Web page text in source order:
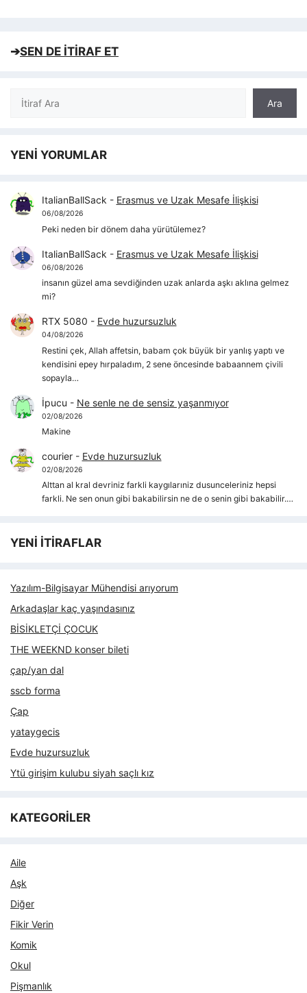
➔SEN DE İTİRAF ET
Ara
Ara
YENİ YORUMLAR
ItalianBallSack - Erasmus ve Uzak Mesafe İlişkisi
06/08/2026
Peki neden bir dönem daha yürütülemez?
ItalianBallSack - Erasmus ve Uzak Mesafe İlişkisi
06/08/2026
insanın güzel ama sevdiğinden uzak anlarda aşkı aklına gelmez
mi?
RTX 5080 - Evde huzursuzluk
04/08/2026
Restini çek, Allah affetsin, babam çok büyük bir yanlış yaptı ve
kendisini epey hırpaladım, 2 sene öncesinde babaannem çivili
sopayla…
İpucu - Ne senle ne de sensiz yaşanmıyor
02/08/2026
Makine
courier- Evde huzursuzluk
02/08/2026
Alttan al kral devriniz farkli kaygılarıniz dusunceleriniz hepsi
farkli. Ne sen onun gibi bakabilirsin ne de o senin gibi bakabilir.…
YENİ İTİRAFLAR
Yazılım-Bilgisayar Mühendisi arıyorum
Arkadaşlar kaç yaşındasınız
BİSİKLETÇİ ÇOCUK
THE WEEKND konser bileti
çap/yan dal
sscb forma
Çap
yataygecis
Evde huzursuzluk
Ytü girişim kulubu siyah saçlı kız
KATEGORİLER
Aile
Aşk
Diğer
Fikir Verin
Komik
Okul
Pişmanlık